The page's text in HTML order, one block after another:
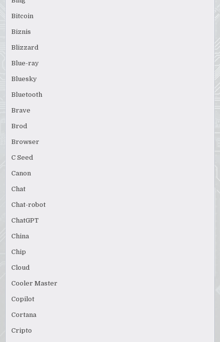
Bitcoin
Biznis
Blizzard
Blue-ray
Bluesky
Bluetooth
Brave
Brod
Browser
C Seed
Canon
Chat
Chat-robot
ChatGPT
China
Chip
Cloud
Cooler Master
Copilot
Cortana
Cripto